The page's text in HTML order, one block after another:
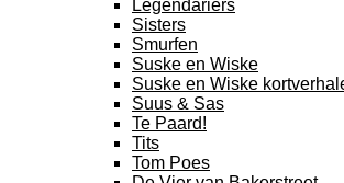
Legendariërs
Sisters
Smurfen
Suske en Wiske
Suske en Wiske
Suus & Sas
Te Paard!
Tits
Tom Poes